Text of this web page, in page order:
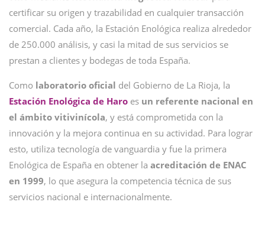
certificar su origen y trazabilidad en cualquier transacción
comercial. Cada año, la Estación Enológica realiza alrededor
de 250.000 análisis, y casi la mitad de sus servicios se
prestan a clientes y bodegas de toda España.
Como laboratorio oficial del Gobierno de La Rioja, la
Estación Enológica de Haro es un referente nacional en
el ámbito vitivinícola, y está comprometida con la
innovación y la mejora continua en su actividad. Para lograr
esto, utiliza tecnología de vanguardia y fue la primera
Enológica de España en obtener la acreditación de ENAC
en 1999, lo que asegura la competencia técnica de sus
servicios nacional e internacionalmente.